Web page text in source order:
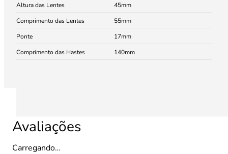
Altura das Lentes
45
Comprimento das Lentes
55
Ponte
17
Comprimento das Hastes
140
Avaliações
Carregando…